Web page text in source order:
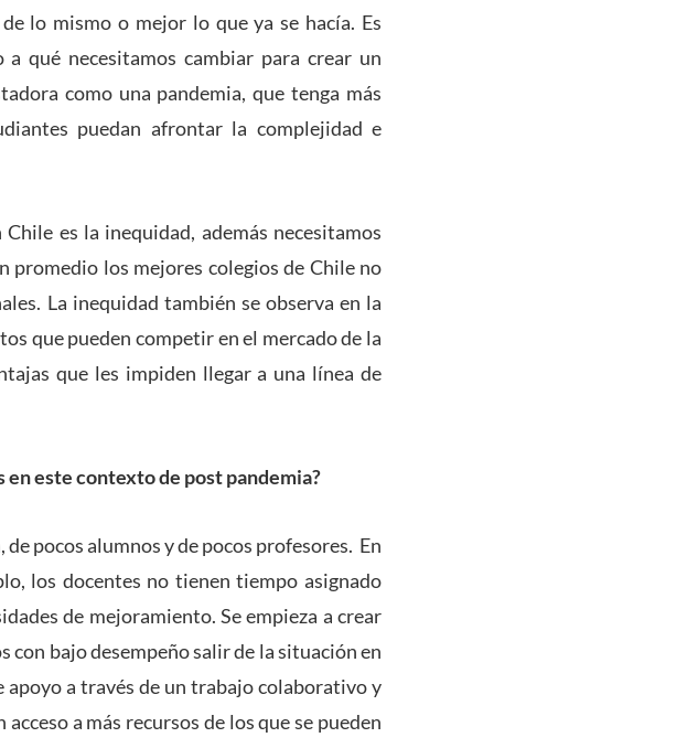
lo mismo o mejor lo que ya se hacía. Es
qué necesitamos cambiar para crear un
como una pandemia, que tenga más
puedan afrontar la complejidad e
es la inequidad, además necesitamos
promedio los mejores colegios de Chile no
La inequidad también se observa en la
que pueden competir en el mercado de la
que les impiden llegar a una línea de
en este contexto de post pandemia?
pocos alumnos y de pocos profesores. En
los docentes no tienen tiempo asignado
de mejoramiento. Se empieza a crear
con bajo desempeño salir de la situación en
apoyo a través de un trabajo colaborativo y
a más recursos de los que se pueden